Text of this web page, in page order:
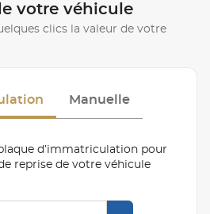
votre véhicule
clics la valeur de votre
Manuelle
d’immatriculation pour
reprise de votre véhicule